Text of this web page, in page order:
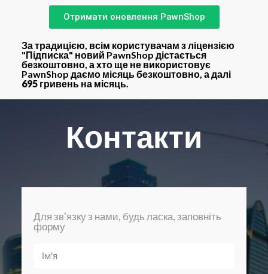
Отримати оновлення PawnShop
За традицією, всім користувачам з ліцензією
"Підписка" новий PawnShop дістається
безкоштовно, а хто ще не використовує
PawnShop даємо місяцьбезкоштовно, а далі
695 гривеньна місяць.
Контакти
Для зв'язку з нами, будь ласка, заповніть
форму